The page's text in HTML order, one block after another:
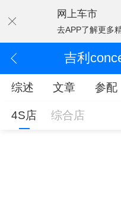
网上车市
去APP了解更多
吉利
综述 文章 参配
4S店 综合店